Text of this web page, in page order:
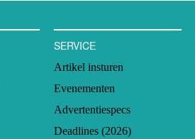
SERVICE
Artikel insturen
Evenementen
Advertentiespecs
Deadlines (2026)